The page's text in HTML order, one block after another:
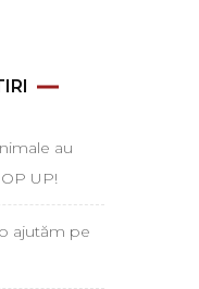
au
UP!
ajutăm pe